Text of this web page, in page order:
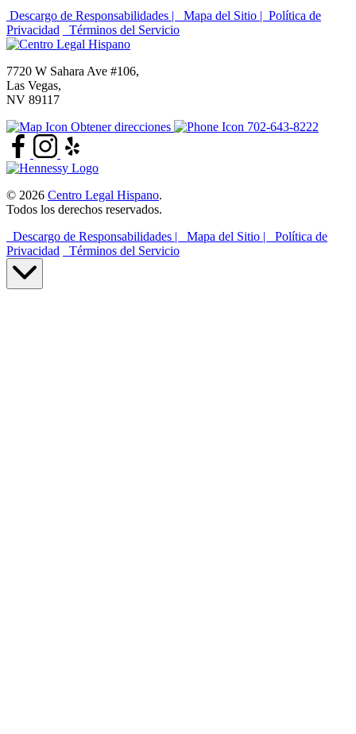
Descargo de Responsabilidades |
Mapa del Sitio | Política de
Privacidad
Términos del Servicio
7720 W Sahara Ave #106,
Las Vegas,
NV 89117
Obtener direcciones
702-643-8222
© 2026 Centro Legal Hispano.
Todos los derechos reservados.
Descargo de Responsabilidades |
Mapa del Sitio |
Política de
Privacidad
Términos del Servicio